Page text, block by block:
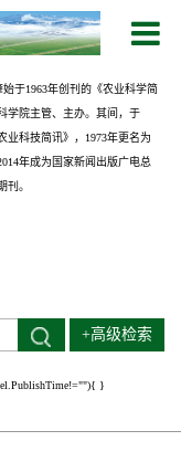
于1963年创刊的《农业科学简
学院主管、主办。其间，于
业科技简讯》，1973年更名为
年成为国家新闻出版广电总
刊。
+高级检索
}